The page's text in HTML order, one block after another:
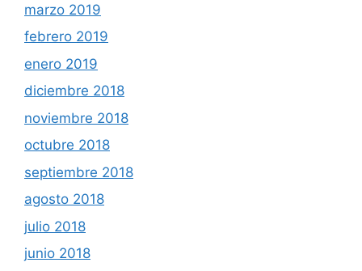
marzo 2019
febrero 2019
enero 2019
diciembre 2018
noviembre 2018
octubre 2018
septiembre 2018
agosto 2018
julio 2018
junio 2018